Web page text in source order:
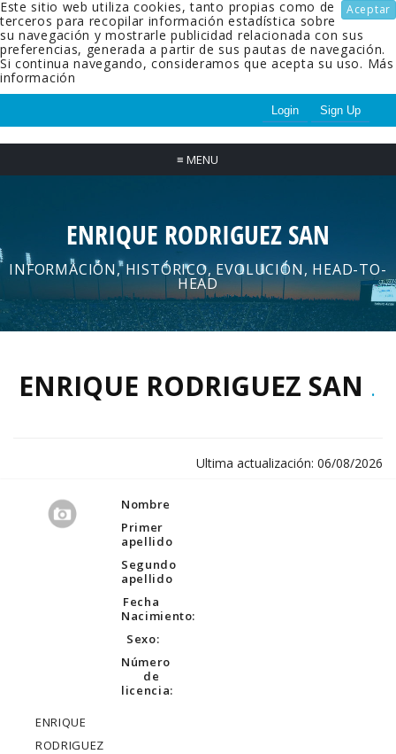
Aceptar
Este sitio web utiliza cookies, tanto propias como de
terceros para recopilar información estadística sobre
su navegación y mostrarle publicidad relacionada con sus
preferencias, generada a partir de sus pautas de navegación.
Si continua navegando, consideramos que acepta su uso. Más
información
Login Sign Up
≡ MENU
ENRIQUE RODRIGUEZ SAN
INFORMACIÓN, HISTÓRICO, EVOLUCIÓN, HEAD-TO-
HEAD
ENRIQUE RODRIGUEZ SAN .
Ultima actualización: 06/08/2026
Nombre
Primer
apellido
Segundo
apellido
Fecha
Nacimiento:
Sexo:
Número
de
licencia:
ENRIQUE
RODRIGUEZ